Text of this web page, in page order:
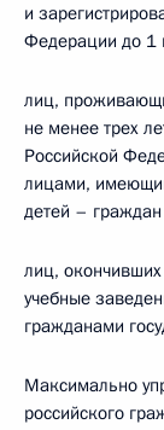
и
Федерации до 1
лиц,
не менее трех
Российской
лицами,
детей –
лиц,
учебные
гражданами
Максимально
российского